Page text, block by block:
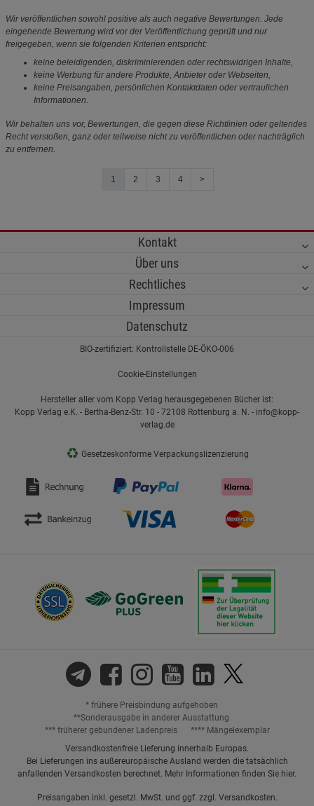
Wir veröffentlichen sowohl positive als auch negative Bewertungen. Jede
eingehende Bewertung wird vor der Veröffentlichung geprüft und nur
freigegeben, wenn sie folgenden Kriterien entspricht:
keine beleidigenden, diskriminierenden oder rechtswidrigen Inhalte,
keine Werbung für andere Produkte, Anbieter oder Webseiten,
keine Preisangaben, persönlichen Kontaktdaten oder vertraulichen
Informationen.
Wir behalten uns vor, Bewertungen, die gegen diese Richtlinien oder geltendes
Recht verstoßen, ganz oder teilweise nicht zu veröffentlichen oder nachträglich
zu entfernen.
1 2 3 4 >
Kontakt
Über uns
Rechtliches
Impressum
Datenschutz
BIO-zertifiziert: Kontrollstelle DE-ÖKO-006
Cookie-Einstellungen
Hersteller aller vom Kopp Verlag herausgegebenen Bücher ist:
Kopp Verlag e.K. - Bertha-Benz-Str. 10 - 72108 Rottenburg a. N. - info@kopp-
verlag.de
♻ Gesetzeskonforme Verpackungslizenzierung
* frühere Preisbindung aufgehoben
**Sonderausgabe in anderer Ausstattung
*** früherer gebundener Ladenpreis
**** Mängelexemplar
Versandkostenfreie Lieferung innerhalb Europas.
Bei Lieferungen ins außereuropäische Ausland werden die tatsächlich
anfallenden Versandkosten berechnet. Mehr Informationen finden Sie hier.
Preisangaben inkl. gesetzl. MwSt. und ggf. zzgl. Versandkosten.